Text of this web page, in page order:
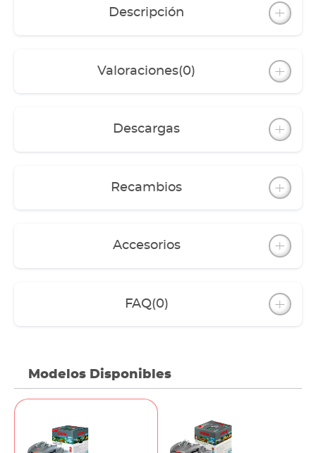
Descripción
Valoraciones(0)
Descargas
Recambios
Accesorios
FAQ(0)
Modelos Disponibles